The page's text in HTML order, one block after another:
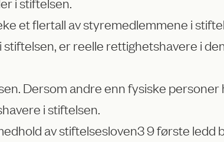
et flertall av styremedlemmene i
er reelle rettighetshavere i
Dersom andre enn fysiske
i stiftelsen.
av stiftelsesloven​3 9 første ledd